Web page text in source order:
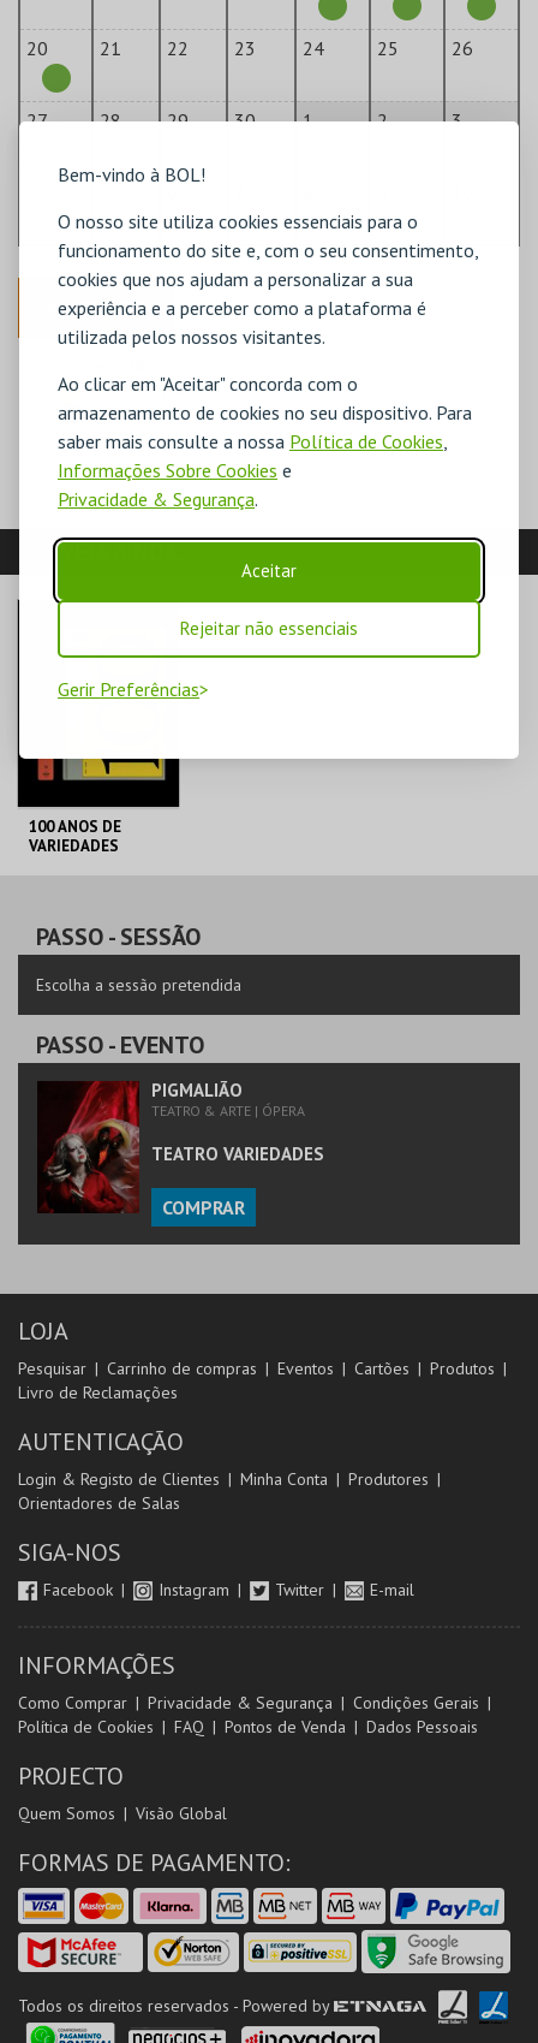
Bem-vindo à BOL!
O nosso site utiliza cookies essenciais para o
funcionamento do site e, com o seu consentimento,
cookies que nos ajudam a personalizar a sua
experiência e a perceber como a plataforma é
utilizada pelos nossos visitantes.
Ao clicar em "Aceitar" concorda com o
armazenamento de cookies no seu dispositivo. Para
saber mais consulte a nossa Política de Cookies
Informações Sobre Cookies e
Privacidade & Segurança.
Aceitar
Rejeitar não essenciais
Gerir Preferências
20 21 22 23 24 25 26
27 28 29 30 1 2 3
ANTERIOR
POUCO DISPONÍVEL
ESGOTADO
VEJA AINDA:
100 ANOS DE
VARIEDADES
MAIS INFO
COMPRAR
PASSO- SESSÃO
Escolha a sessão pretendida
PASSO- EVENTO
PIGMALIÃO
TEATRO & ARTE | ÓPERA
TEATRO VARIEDADES
COMPRAR
LOJA
Pesquisar Carrinho de compras Eventos Cartões
Produtos
Livro de Reclamações
AUTENTICAÇÃO
Login & Registo de Clientes Minha Conta
Produtores
Orientadores de Salas
SIGA-NOS
Facebook Instagram Twitter E-mail
INFORMAÇÕES
Como Comprar Privacidade & Segurança
Condições Gerais
Política de Cookies
FAQ Pontos de Venda Dados Pessoais
PROJECTO
Quem Somos Visão Global
FORMAS DE PAGAMENTO:
Todos os direitos reservados - Powered by ETNAGA